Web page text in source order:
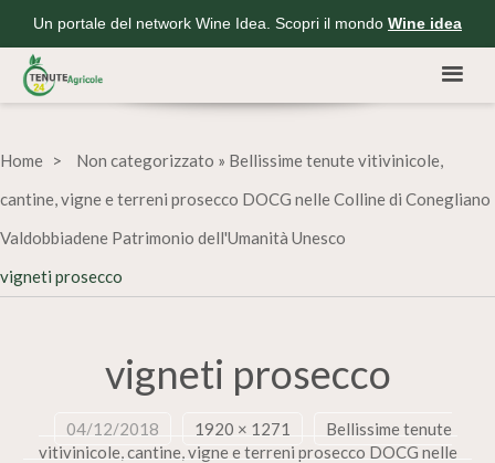
Un portale del network Wine Idea. Scopri il mondo Wine idea
Home Non categorizzato » Bellissime tenute vitivinicole,
cantine, vigne e terreni prosecco DOCG nelle Colline di Conegliano
Valdobbiadene Patrimonio dell'Umanità Unesco
vigneti prosecco
vigneti prosecco
04/12/2018 1920 × 1271
Bellissime tenute
vitivinicole, cantine, vigne e terreni prosecco DOCG nelle